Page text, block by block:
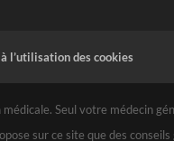
l’utilisation des cookies
Seul votre médecin
sur ce site que des